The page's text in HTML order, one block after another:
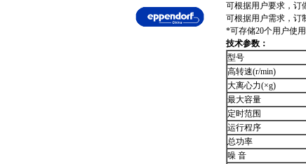
可根据用户要求，订
可根据用户需求，订
*可存储20个用户使用
技术参数：
型号
高转速(r/min)
大离心力(×g)
最大容量
定时范围
运行程序
总功率
噪 音